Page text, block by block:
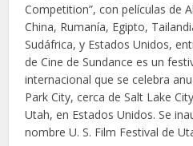
Competition”, con películas de
China, Rumanía, Egipto,
Sudáfrica, y Estados Unidos,
de Cine de Sundance es un
internacional que se celebra
Park City, cerca de Salt Lake
Utah, en Estados Unidos. Se
nombre U. S. Film Festival de